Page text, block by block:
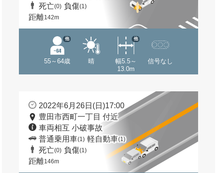
死亡(0) 負傷(1)
距離142m
55～64歳
他
晴
幅5.5～
13.0m
他
信号なし
2022年6月26日(日)17:00
豊田市西町一丁目 付近
車両相互 小破事故
普通乗用車(1) 軽自動車(1)
死亡(0) 負傷(1)
距離146m